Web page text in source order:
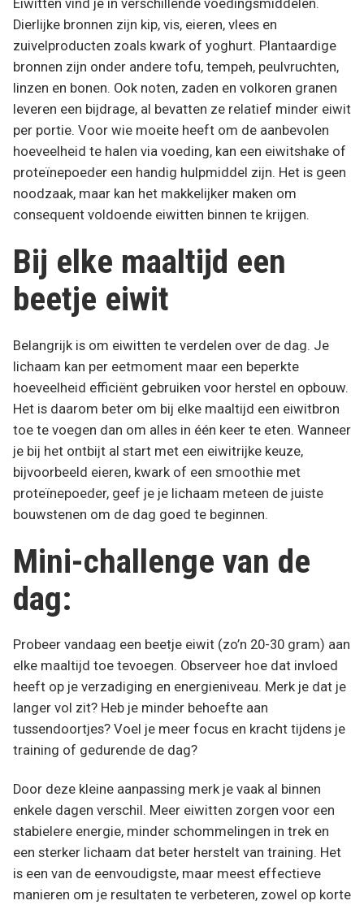
Eiwitten vind je in verschillende voedingsmiddelen.
Dierlijke bronnen zijn kip, vis, eieren, vlees en
zuivelproducten zoals kwark of yoghurt. Plantaardige
bronnen zijn onder andere tofu, tempeh, peulvruchten,
linzen en bonen. Ook noten, zaden en volkoren granen
leveren een bijdrage, al bevatten ze relatief minder eiwit
per portie. Voor wie moeite heeft om de aanbevolen
hoeveelheid te halen via voeding, kan een eiwitshake of
proteïnepoeder een handig hulpmiddel zijn. Het is geen
noodzaak, maar kan het makkelijker maken om
consequent voldoende eiwitten binnen te krijgen.
Bij elke maaltijd een
beetje eiwit
Belangrijk is om eiwitten te verdelen over de dag. Je
lichaam kan per eetmoment maar een beperkte
hoeveelheid efficiënt gebruiken voor herstel en opbouw.
Het is daarom beter om bij elke maaltijd een eiwitbron
toe te voegen dan om alles in één keer te eten. Wanneer
je bij het ontbijt al start met een eiwitrijke keuze,
bijvoorbeeld eieren, kwark of een smoothie met
proteïnepoeder, geef je je lichaam meteen de juiste
bouwstenen om de dag goed te beginnen.
Mini-challenge van de
dag:
Probeer vandaag een beetje eiwit (zo’n 20-30 gram) aan
elke maaltijd toe tevoegen. Observeer hoe dat invloed
heeft op je verzadiging en energieniveau. Merk je dat je
langer vol zit? Heb je minder behoefte aan
tussendoortjes? Voel je meer focus en kracht tijdens je
training of gedurende de dag?
Door deze kleine aanpassing merk je vaak al binnen
enkele dagen verschil. Meer eiwitten zorgen voor een
stabielere energie, minder schommelingen in trek en
een sterker lichaam dat beter herstelt van training. Het
is een van de eenvoudigste, maar meest effectieve
manieren om je resultaten te verbeteren, zowel op korte